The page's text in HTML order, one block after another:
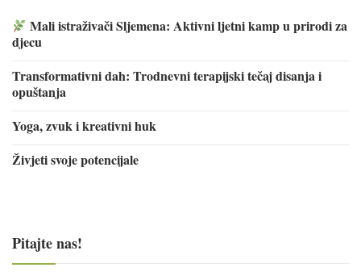
Mali istraživači Sljemena: Aktivni ljetni kamp u prirodi za
djecu
Transformativni dah: Trodnevni terapijski tečaj disanja i
opuštanja
Yoga, zvuk i kreativni huk
Živjeti svoje potencijale
Pitajte nas!